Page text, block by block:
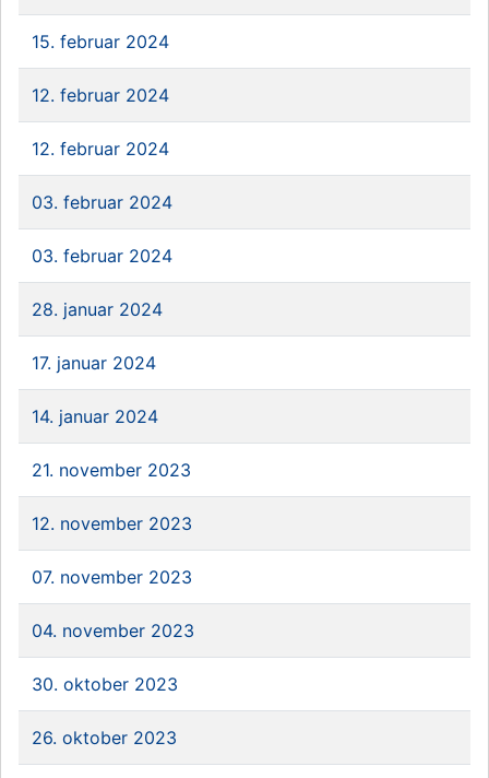
15. februar 2024
12. februar 2024
12. februar 2024
03. februar 2024
03. februar 2024
28. januar 2024
17. januar 2024
14. januar 2024
21. november 2023
12. november 2023
07. november 2023
04. november 2023
30. oktober 2023
26. oktober 2023